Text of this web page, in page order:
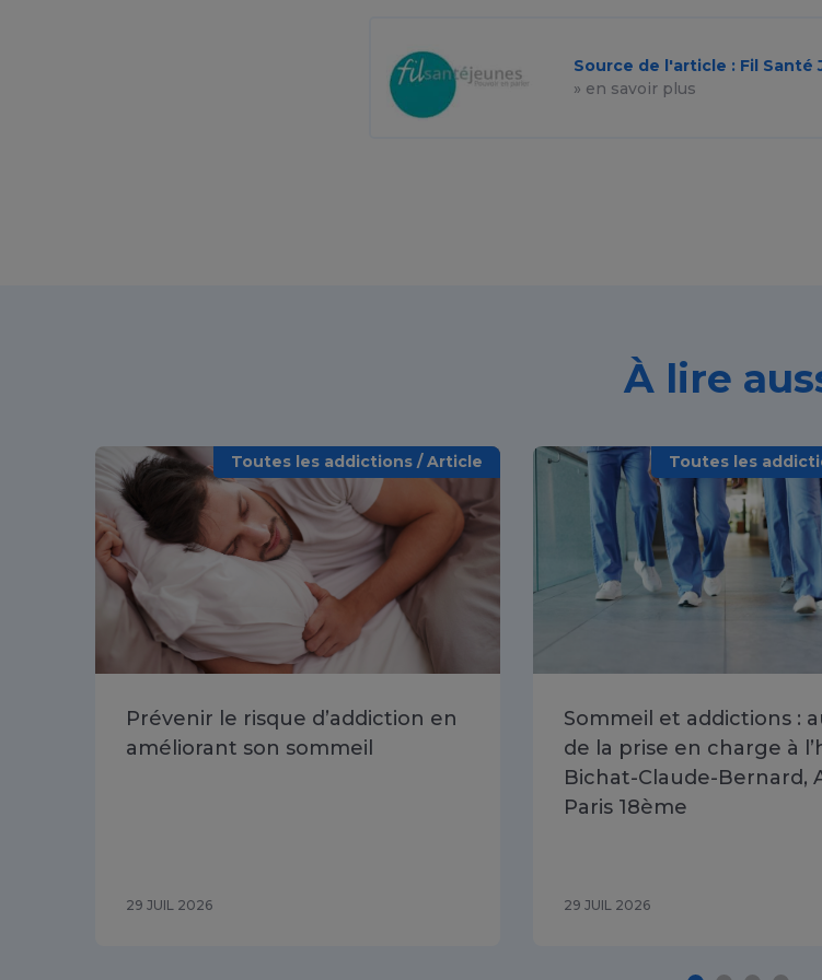
Source de l'article : Fil Santé
» en savoir plus
À lire
Toutes les addictions / Article
Prévenir le risque d’addiction en
améliorant son sommeil
29 JUIL 2026
Toutes les
Sommeil et addictions :
de la prise en charge à
Bichat-Claude-Bernard,
Paris 18ème
29 JUIL 2026